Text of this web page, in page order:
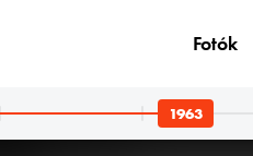
Fotók
1963